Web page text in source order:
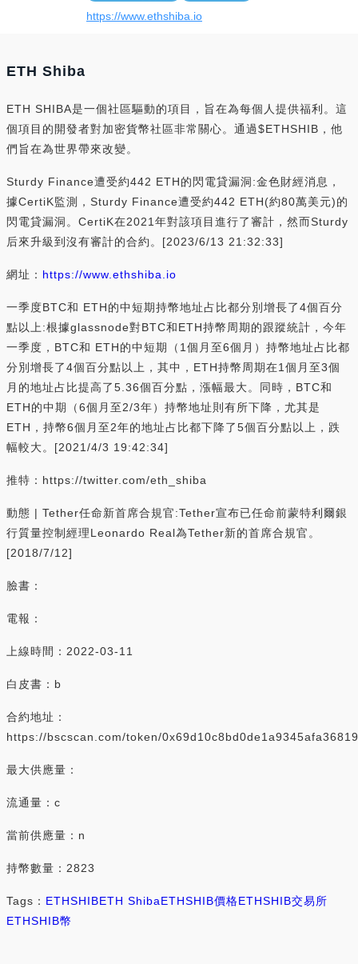
https://www.ethshiba.io
ETH Shiba
ETH SHIBA是一個社區驅動的項目，旨在為每個人提供福利。這
個項目的開發者對加密貨幣社區非常關心。通過$ETHSHIB，他
們旨在為世界帶來改變。
Sturdy Finance遭受約442 ETH的閃電貸漏洞:金色財經消息，
據CertiK監測，Sturdy Finance遭受約442 ETH(約80萬美元)的
閃電貸漏洞。CertiK在2021年對該項目進行了審計，然而Sturdy
后來升級到沒有審計的合約。[2023/6/13 21:32:33]
網址： https://www.ethshiba.io
一季度BTC和 ETH的中短期持幣地址占比都分別增長了4個百分
點以上:根據glassnode對BTC和ETH持幣周期的跟蹤統計，今年
一季度，BTC和 ETH的中短期（1個月至6個月）持幣地址占比都
分別增長了4個百分點以上，其中，ETH持幣周期在1個月至3個
月的地址占比提高了5.36個百分點，漲幅最大。同時，BTC和
ETH的中期（6個月至2/3年）持幣地址則有所下降，尤其是
ETH，持幣6個月至2年的地址占比都下降了5個百分點以上，跌
幅較大。[2021/4/3 19:42:34]
推特：https://twitter.com/eth_shiba
動態 | Tether任命新首席合規官:Tether宣布已任命前蒙特利爾銀
行質量控制經理Leonardo Real為Tether新的首席合規官。
[2018/7/12]
臉書：
電報：
上線時間：2022-03-11
白皮書：b
合約地址：
https://bscscan.com/token/
最大供應量：
流通量：c
當前供應量：n
持幣數量：2823
Tags： ETHSHIBETH ShibaETHSHIB價格ETHSHIB交易所
ETHSHIB幣